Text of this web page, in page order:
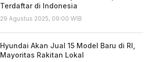
Terdaftar di Indonesia
29 Agustus 2025, 09:00 WIB
Hyundai Akan Jual 15 Model Baru di RI,
Mayoritas Rakitan Lokal